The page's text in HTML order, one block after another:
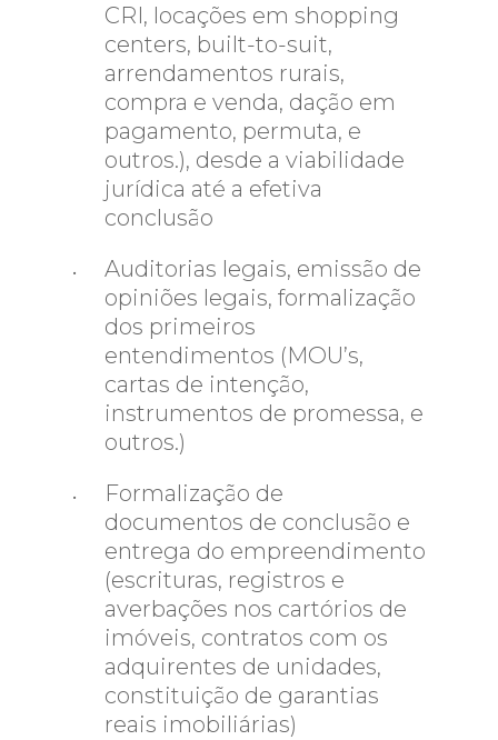
CRI, locações em shopping
centers, built-to-suit,
arrendamentos rurais,
compra e venda, dação em
pagamento, permuta, e
outros.), desde a viabilidade
jurídica até a efetiva
conclusão
Auditorias legais, emissão de
opiniões legais, formalização
dos primeiros
entendimentos (MOU’s,
cartas de intenção,
instrumentos de promessa, e
outros.)
Formalização de
documentos de conclusão e
entrega do empreendimento
(escrituras, registros e
averbações nos cartórios de
imóveis, contratos com os
adquirentes de unidades,
constituição de garantias
reais imobiliárias)